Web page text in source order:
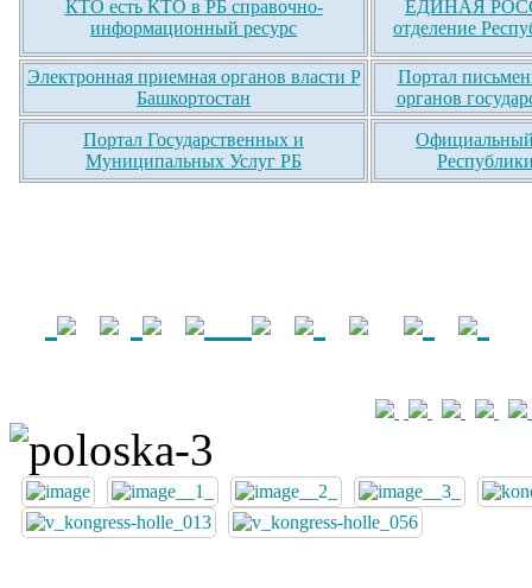
КТО есть КТО в РБ справочно-
информационный ресурс
ЕДИНАЯ
отделение
Электронная приемная органов власти Р
Башкортостан
Портал
органов
Портал Государственных и
Муниципальных Услуг РБ
Официальный